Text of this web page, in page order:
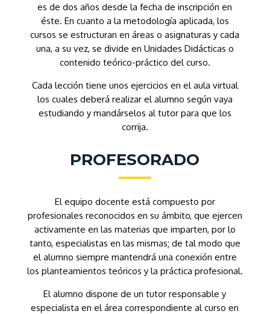
es de dos años desde la fecha de inscripción en
éste. En cuanto a la metodología aplicada, los
cursos se estructuran en áreas o asignaturas y cada
una, a su vez, se divide en Unidades Didácticas o
contenido teórico-práctico del curso.
Cada lección tiene unos ejercicios en el aula virtual
los cuales deberá realizar el alumno según vaya
estudiando y mandárselos al tutor para que los
corrija.
PROFESORADO
El equipo docente está compuesto por
profesionales reconocidos en su ámbito, que ejercen
activamente en las materias que imparten, por lo
tanto, especialistas en las mismas; de tal modo que
el alumno siempre mantendrá una conexión entre
los planteamientos teóricos y la práctica profesional.
El alumno dispone de un tutor responsable y
especialista en el área correspondiente al curso en